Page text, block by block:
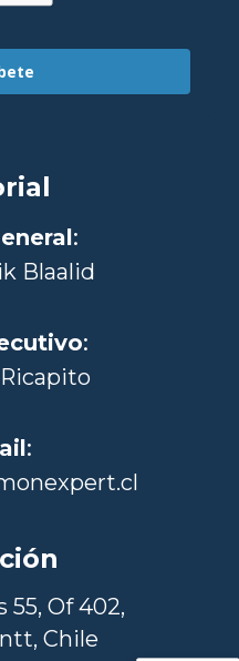
:
Blaalid
:
:
55, Of 402,
Chile